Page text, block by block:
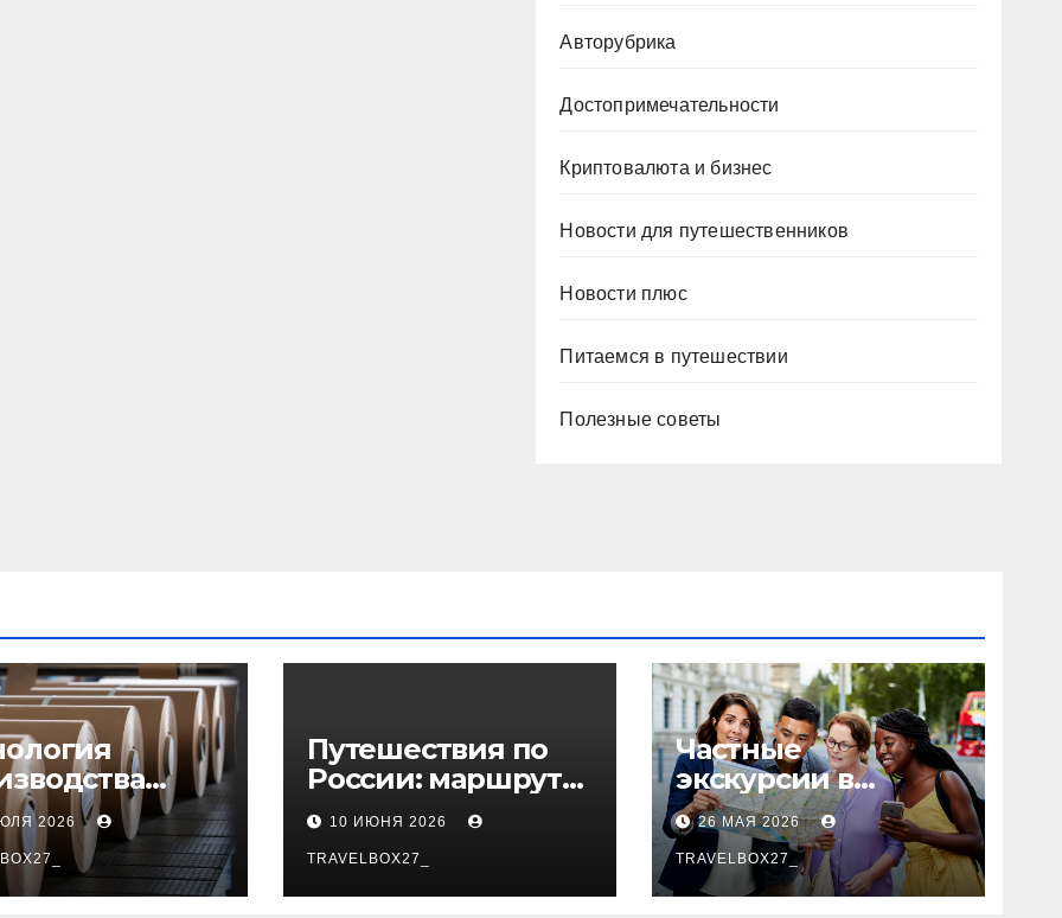
Авторубрика
Достопримечательности
Криптовалюта и бизнес
Новости для путешественников
Новости плюс
Питаемся в путешествии
Полезные советы
и
из
2026
Путешествия по
России: маршруты,
регионы и
особенности
поездок
10 ИЮНЯ 2026
TRAVELBOX27_
Частные
экскурсии в
столице: форматы,
маршруты и
особенности
организации
26 МАЯ 2026
TRAVELBOX27_